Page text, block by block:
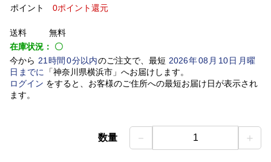
ポイント
0ポイント還元
送料
無料
在庫状況： 〇
今から 21 時間 0分以内のご注文で、最短 2026年08 月 10日月曜
日 までに 「神奈川県横浜市」 へお届けします。
ログイン をすると、お客様のご住所への最短お届け日が表示され
ます。
数量 － 1 ＋